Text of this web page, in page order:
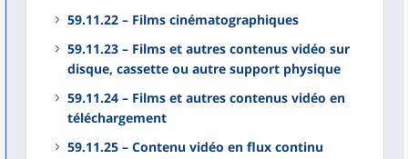
59.11.22 – Films cinématographiques
59.11.23 – Films et autres contenus vidéo sur
disque, cassette ou autre support physique
59.11.24 – Films et autres contenus vidéo en
téléchargement
59.11.25 – Contenu vidéo en flux continu